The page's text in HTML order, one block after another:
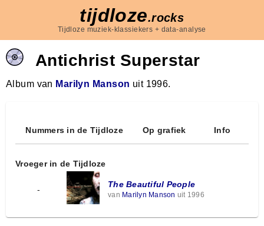
tijdloze.rocks
Tijdloze muziek-klassiekers + data-analyse
Antichrist Superstar
Album van Marilyn Manson uit 1996.
Nummers in de Tijdloze Op grafiek Info
Vroeger in de Tijdloze
-
The Beautiful People
van Marilyn Manson uit 1996